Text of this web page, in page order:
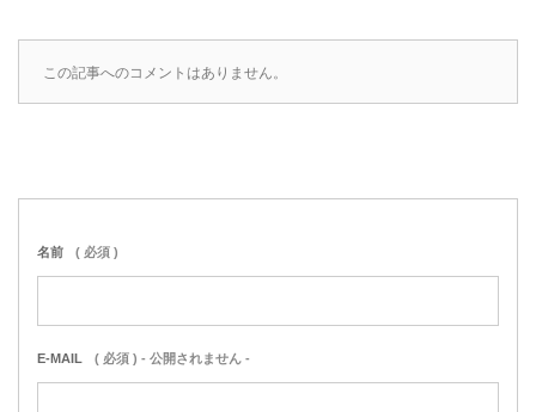
この記事へのコメントはありません。
名前 ( 必須 )
E-MAIL ( 必須 ) - 公開されません -